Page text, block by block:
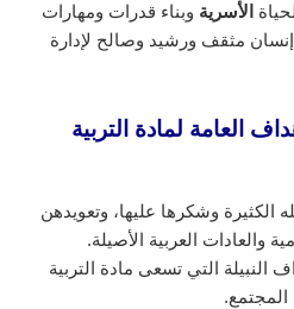
الأسرية وبناء قدرات ومهارات
مثقف ورشيد وصالح لإدارة
العامة لمادة التربية
الكثيرة وشكرها عليها، وتعويدهن
والعادات العربية الأصيلة.
النبيلة التي تسعى مادة التربية
المجتمع.